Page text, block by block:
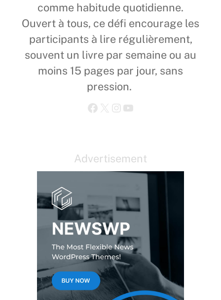
comme habitude quotidienne.
Ouvert à tous, ce défi encourage les
participants à lire régulièrement,
souvent un livre par semaine ou au
moins 15 pages par jour, sans
pression.
Facebook X Instagram YouTube
Advertisement